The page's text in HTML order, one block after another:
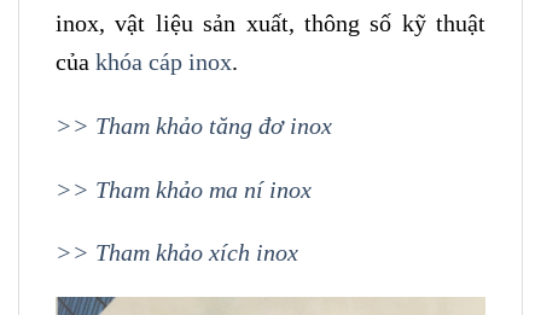
inox, vật liệu sản xuất, thông số kỹ thuật
của khóa cáp inox.
>> Tham khảo tăng đơ inox
>> Tham khảo ma ní inox
>> Tham khảo xích inox